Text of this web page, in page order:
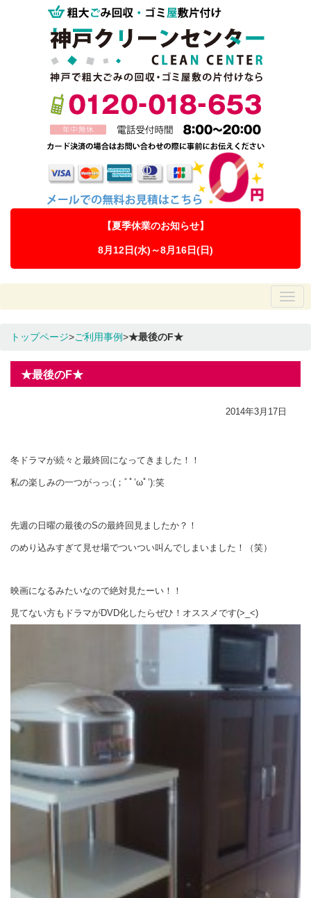
【夏季休業のお知らせ】
8月12日(水)～8月16日(日)
トップページ>ご利用事例>★最後のF★
★最後のF★
2014年3月17日
冬ドラマが続々と最終回になってきました！！
私の楽しみの一つがっっ:(；ﾞﾟ’ωﾟ’):笑
先週の日曜の最後のSの最終回見ましたか？！
のめり込みすぎて見せ場でついつい叫んでしまいました！（笑）
映画になるみたいなので絶対見たーい！！
見てない方もドラマがDVD化したらぜひ！オススメです(>_<)